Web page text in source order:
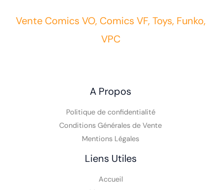
Vente Comics VO, Comics VF, Toys, Funko,
VPC
A Propos
Politique de confidentialité
Conditions Générales de Vente
Mentions Légales
Liens Utiles
Accueil